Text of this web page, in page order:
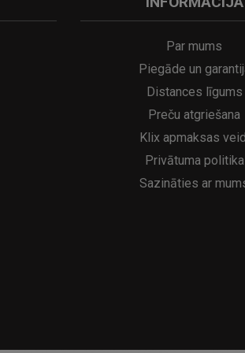
A
kumulatora LED galda lampa SERINA Mini Ø80×200 mm..
21.95€
Par mums
Piegāde un
Distances līgums
Preču atgriešana
Klix apmaksas
Privātuma politika
Sazināties ar